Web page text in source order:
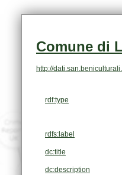
Comune di
http://
rdf:type
rdfs:label
dc:title
dc:description